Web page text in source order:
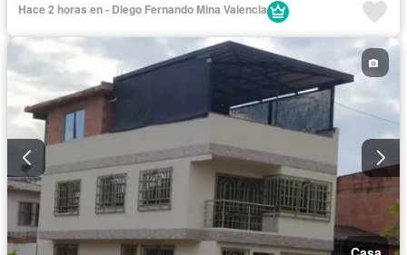
Hace 2 horas en - Diego Fernando Mina Valencia